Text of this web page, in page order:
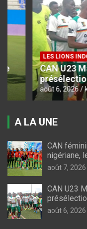
LES LIONS
CAN U23 Maroc
présélectionne
août 6, 2026
A LA UNE
CAN
nigériane,
août 7, 2026
CAN U23
août 6, 2026